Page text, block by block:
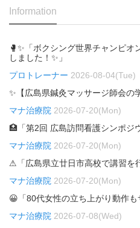
Information
🥊✨「ボクシング世界チャンピ
しました！✨」
プロトレーナー 2026-08-04(Tue)
✨【広島県鍼灸マッサージ師会の
マナ治療院 2026-07-20(Mon)
🏥「第2回 広島訪問看護シンポジ
マナ治療院 2026-07-20(Mon)
⚠「広島県立廿日市高校で講習を
マナ治療院 2026-07-20(Mon)
😀「80代女性の立ち上がり動作も
マナ治療院 2026-07-08(Wed)